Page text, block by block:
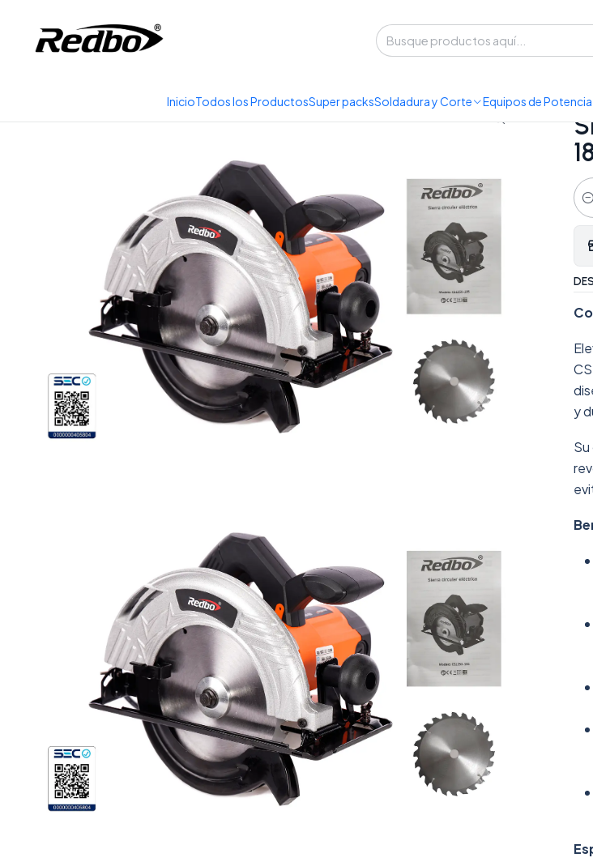
InicioTodos los ProductosSuper packsSoldadura y Corte Equipos de Potencia
Herramientas Eléctricas Sierra
|
y